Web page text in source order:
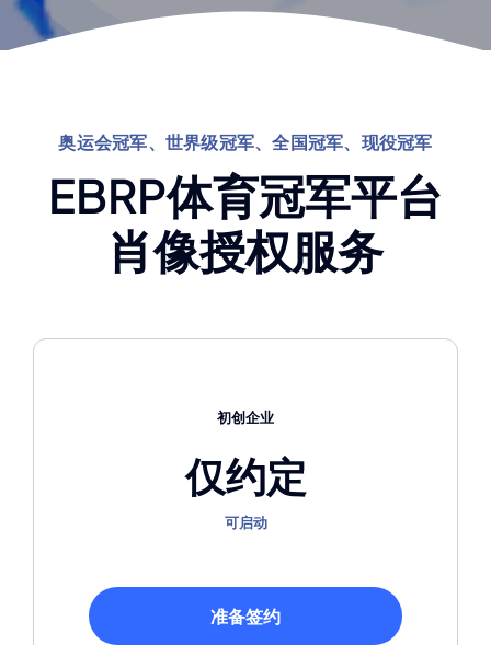
奥运会冠军、世界级冠军、全国冠军、现役冠军
EBRP体育冠军平台
肖像授权服务
初创企业
仅约定
可启动
准备签约